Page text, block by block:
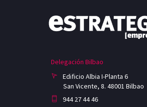
Delegación Bilbao
Edificio Albia I-Planta 6
San Vicente, 8. 48001 Bilbao
944 27 44 46